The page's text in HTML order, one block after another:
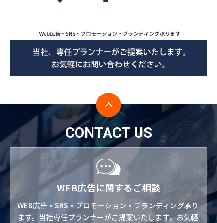
CONTACT US
WEB広告に関するご相談
WEB広告・SNS・プロモーション・ブランディング承り
ます。当社専任プランナーがご提案いたします。お気軽